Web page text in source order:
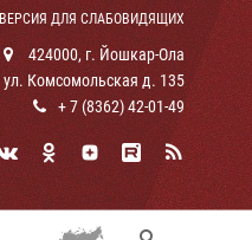
ВЕРСИЯ ДЛЯ СЛАБОВИДЯЩИХ
424000, г. Йошкар-Ола
ул. Комсомольская д. 135
+ 7 (8362) 42-01-49